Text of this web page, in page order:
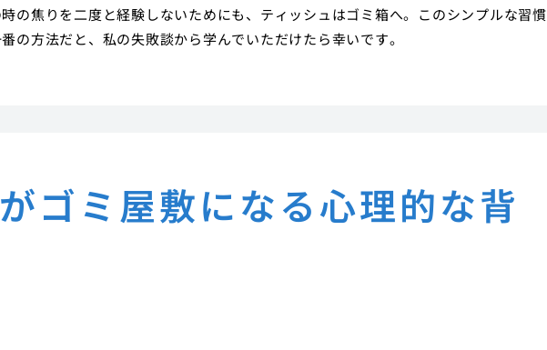
の焦りを二度と経験しないためにも、ティッシュはゴミ箱へ。このシンプルな習慣
の方法だと、私の失敗談から学んでいただけたら幸いです。
ゴミ屋敷になる心理的な背